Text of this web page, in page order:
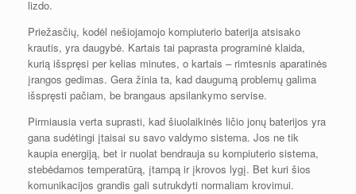
lizdo.
Priežasčių, kodėl nešiojamojo kompiuterio baterija atsisako
krautis, yra daugybė. Kartais tai paprasta programinė klaida,
kurią išspręsi per kelias minutes, o kartais – rimtesnis aparatinės
įrangos gedimas. Gera žinia ta, kad daugumą problemų galima
išspręsti pačiam, be brangaus apsilankymo servise.
Pirmiausia verta suprasti, kad šiuolaikinės ličio jonų baterijos yra
gana sudėtingi įtaisai su savo valdymo sistema. Jos ne tik
kaupia energiją, bet ir nuolat bendrauja su kompiuterio sistema,
stebėdamos temperatūrą, įtampą ir įkrovos lygį. Bet kuri šios
komunikacijos grandis gali sutrukdyti normaliam krovimui.